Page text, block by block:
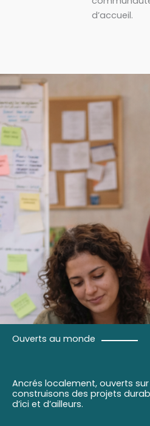
d’accueil.
Ouverts au monde
Ancrés localement, ouverts
construisons des projets
d’ici et d’ailleurs.